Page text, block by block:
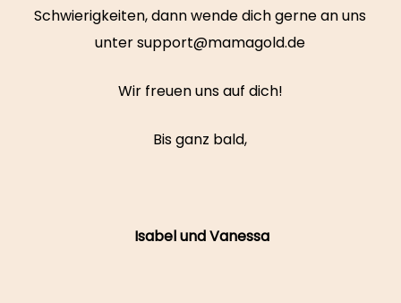
Schwierigkeiten, dann wende dich gerne an uns
unter support@mamagold.de
Wir freuen uns auf dich!
Bis ganz bald,
Isabel und Vanessa